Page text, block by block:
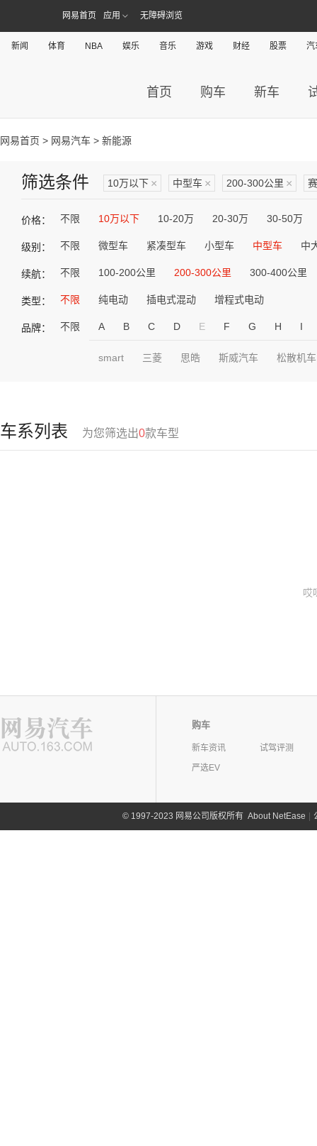
网易首页 应用 无障碍浏览
新闻 体育 NBA 娱乐 音乐 游戏 财经 股票 汽
首页 购车 新车
网易首页 > 网易汽车 > 新能源
筛选条件 10万以下 × 中型车 × 200-300公里 ×
价格： 不限 10万以下 10-20万 20-30万 30-50万
级别： 不限 微型车 紧凑型车 小型车 中型车 中
续航： 不限 100-200公里 200-300公里 300-400公里
类型： 不限 纯电动 插电式混动 增程式电动
品牌： 不限 A B C D E F G H I
smart 三菱 思皓 斯威汽车 松散机车
车系列表 为您筛选出0款车型
哎
购车
新车资讯
试驾评测
严选EV
©1997-2023 网易公司版权所有 About NetEase